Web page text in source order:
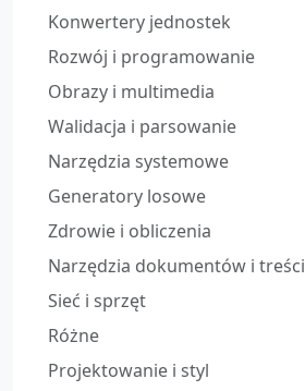
Konwertery jednostek
Rozwój i programowanie
Obrazy i multimedia
Walidacja i parsowanie
Narzędzia systemowe
Generatory losowe
Zdrowie i obliczenia
Narzędzia dokumentów i treści
Sieć i sprzęt
Różne
Projektowanie i styl